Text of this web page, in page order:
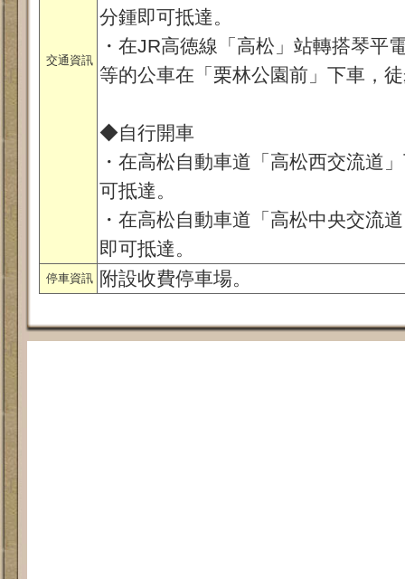
交通資訊
分鍾即可抵達。
・在JR高徳線「高松」站轉搭琴平
等的公車在「栗林公園前」下車，
◆自行開車
・在高松自動車道「高松西交流道
可抵達。
・在高松自動車道「高松中央交流
即可抵達。
停車資訊 附設收費停車場。